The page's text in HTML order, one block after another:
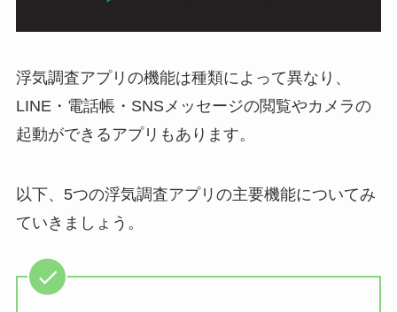
浮気調査アプリの機能は種類によって異なり、
LINE・電話帳・SNSメッセージの閲覧やカメラの
起動ができるアプリもあります。
以下、5つの浮気調査アプリの主要機能についてみ
ていきましょう。